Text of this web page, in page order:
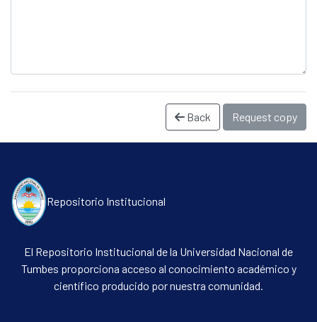
All of DSpace
Statistics
Back Request copy
Repositorio Institucional
El Repositorio Institucional de la Universidad Nacional de
Tumbes proporciona acceso al conocimiento académico y
científico producido por nuestra comunidad.